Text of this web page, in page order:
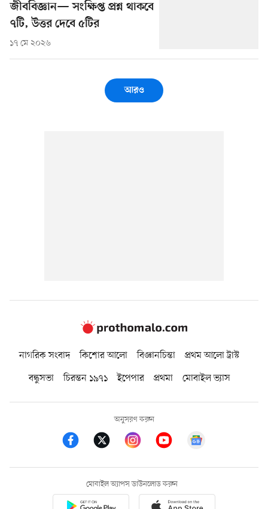
জীববিজ্ঞান— সংক্ষিপ্ত প্রশ্ন থাকবে
৭টি, উত্তর দেবে ৫টির
১৭ মে ২০২৬
আরও
নাগরিক সংবাদ কিশোর আলো বিজ্ঞানচিন্তা
প্রথম আলো ট্রাস্ট
বন্ধুসভা
চিরন্তন ১৯৭১ ইপেপার প্রথমা মোবাইল ভ্যাস
অনুসরণ করুন
মোবাইল অ্যাপস ডাউনলোড করুন